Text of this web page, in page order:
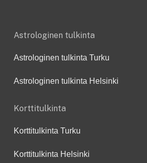
Astrologinen tulkinta
Astrologinen tulkinta Turku
Astrologinen tulkinta Helsinki
Korttitulkinta
Korttitulkinta Turku
Korttitulkinta Helsinki